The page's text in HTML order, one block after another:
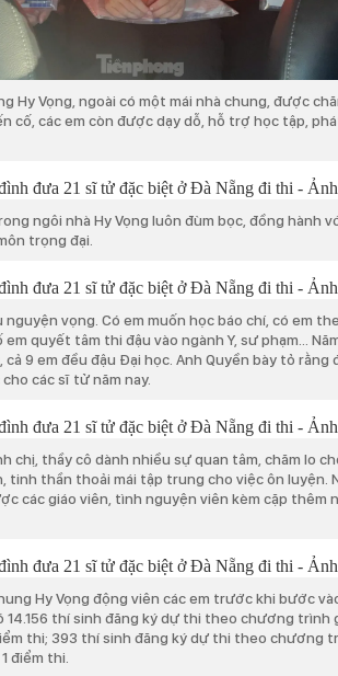
Hy Vọng, ngoài có một mái nhà chung, được
cố, các em còn được dạy dỗ, hỗ trợ học tập,
ngôi nhà Hy Vọng luôn đùm bọc, đồng hành
trọng đại.
nguyện vọng. Có em muốn học báo chí, có em
em quyết tâm thi đậu vào ngành Y, sư phạm...
cả 9 em đều đậu Đại học. Anh Quyền bày tỏ rằng
các sĩ tử năm nay.
chị, thầy cô dành nhiều sự quan tâm, chăm lo
tinh thần thoải mái tập trung cho việc ôn luyện.
các giáo viên, tình nguyện viên kèm cặp thêm
Hy Vọng động viên các em trước khi bước
14.156 thí sinh đăng ký dự thi theo chương trình
thi; 393 thí sinh đăng ký dự thi theo chương
điểm thi.